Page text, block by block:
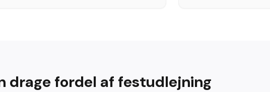
drage fordel af festudlejning